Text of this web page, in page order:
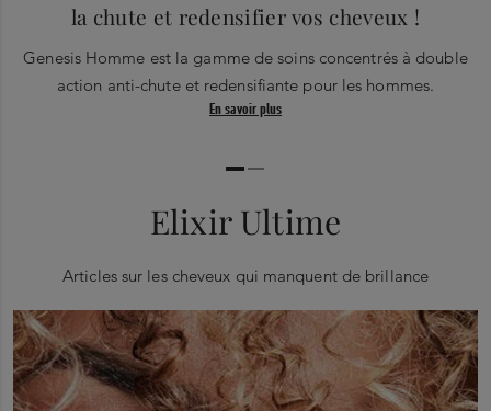
la chute et redensifier vos cheveux !
Genesis Homme est la gamme de soins concentrés à double
action anti-chute et redensifiante pour les hommes.
En savoir plus
Elixir Ultime
Articles sur les cheveux qui manquent de brillance